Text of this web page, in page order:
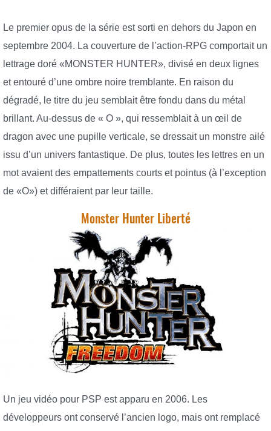
Le premier opus de la série est sorti en dehors du Japon en
septembre 2004. La couverture de l’action-RPG comportait un
lettrage doré «MONSTER HUNTER», divisé en deux lignes
et entouré d’une ombre noire tremblante. En raison du
dégradé, le titre du jeu semblait être fondu dans du métal
brillant. Au-dessus de « O », qui ressemblait à un œil de
dragon avec une pupille verticale, se dressait un monstre ailé
issu d’un univers fantastique. De plus, toutes les lettres en un
mot avaient des empattements courts et pointus (à l’exception
de «O») et différaient par leur taille.
Monster Hunter Liberté
Un jeu vidéo pour PSP est apparu en 2006. Les
développeurs ont conservé l’ancien logo, mais ont remplacé